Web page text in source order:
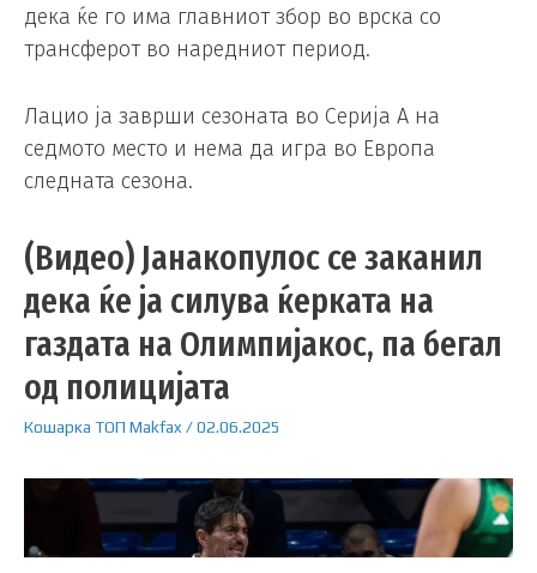
дека ќе го има главниот збор во врска со
трансферот во наредниот период.
Лацио ја заврши сезоната во Серија А на
седмото место и нема да игра во Европа
следната сезона.
(Видео) Јанакопулос се заканил
дека ќе ја силува ќерката на
газдата на Олимпијакос, па бегал
од полицијата
Кошарка ТОП Makfax/02.06.2025